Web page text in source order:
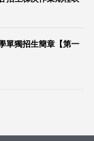
單獨招生簡章【第一